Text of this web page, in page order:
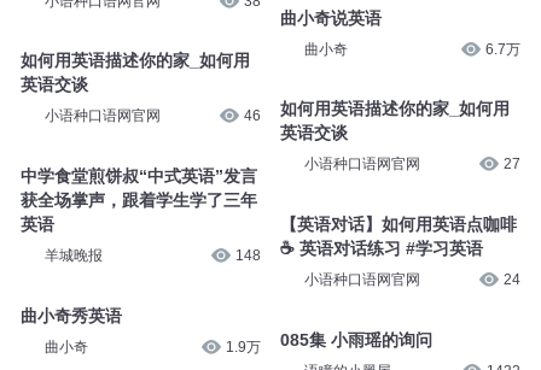
如何用英语描述你的家_如何用
英语交谈
小语种口语网官网 46
中学食堂煎饼叔“中式英语”发言
获全场掌声，跟着学生学了三年
英语
羊城晚报 148
曲小奇秀英语
曲小奇 1.9万
曲小奇说英语
曲小奇 6.7万
如何用英语描述你的家_如何用
英语交谈
小语种口语网官网 27
【英语对话】如何用英语点咖啡
☕️ 英语对话练习 #学习英语
小语种口语网官网 24
085集 小雨瑶的询问